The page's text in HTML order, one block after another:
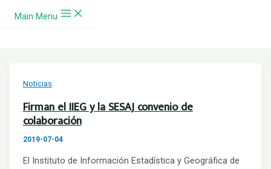
Ir al contenido
Main Menu
Noticias
Firman el IIEG y la SESAJ convenio de
colaboración
2019-07-04
El Instituto de Información Estadística y Geográfica de